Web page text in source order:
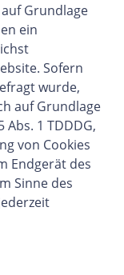
Grundlage
ein
Sofern
wurde,
auf Grundlage
Abs. 1 TDDDG,
von Cookies
Endgerät des
Sinne des